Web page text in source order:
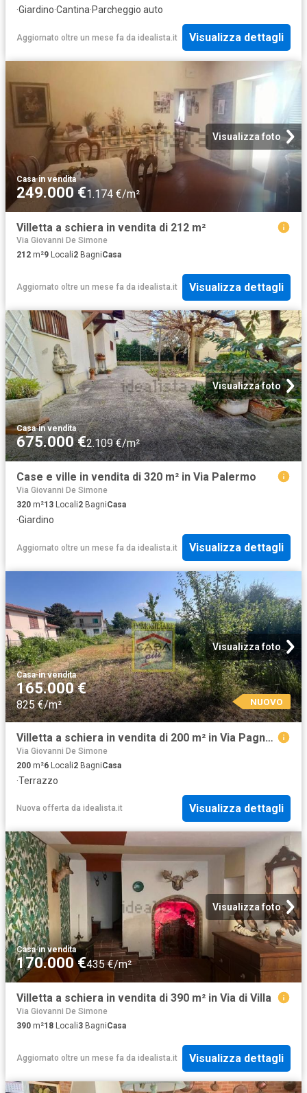
·Giardino·Cantina·Parcheggio auto
Aggiornato oltre un mese fa da idealista.it Visualizza dettagli
Visualizza foto
Casa·in vendita
249.000 €1.174 €/m²
Villetta a schiera in vendita di 212 m²
Via Giovanni De Simone
212 m²9 Locali2 BagniCasa
Aggiornato oltre un mese fa da idealista.it Visualizza dettagli
Visualizza foto
Casa·in vendita
675.000 €2.109 €/m²
Case e ville in vendita di 320 m² in Via Palermo
Via Giovanni De Simone
320 m²13 Locali2 BagniCasa
·Giardino
Aggiornato oltre un mese fa da idealista.it Visualizza dettagli
Visualizza foto
Casa·in vendita
165.000 €
825 €/m² NUOVO
Villetta a schiera in vendita di 200 m² in Via Pagnatico, 41
Via Giovanni De Simone
200 m²6 Locali2 BagniCasa
·Terrazzo
Nuova offerta da idealista.it Visualizza dettagli
Visualizza foto
Casa·in vendita
170.000 €435 €/m²
Villetta a schiera in vendita di 390 m² in Via di Villa
Via Giovanni De Simone
390 m²18 Locali3 BagniCasa
Aggiornato oltre un mese fa da idealista.it Visualizza dettagli